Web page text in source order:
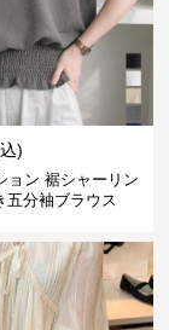
)
ョン 裾シャーリン
五分袖ブラウス